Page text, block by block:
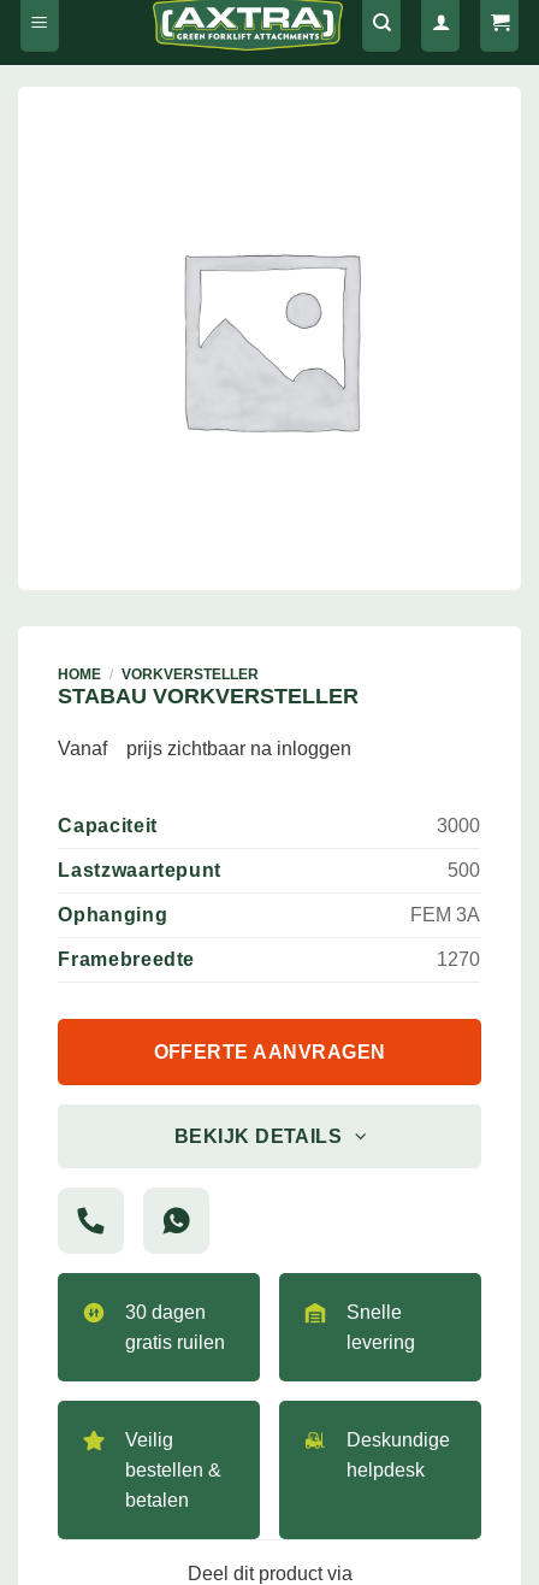
HOME / VORKVERSTELLER
STABAU VORKVERSTELLER
Vanaf prijs zichtbaar na inloggen
Capaciteit 3000
Lastzwaartepunt 500
Ophanging FEM 3A
Framebreedte 1270
OFFERTE AANVRAGEN
BEKIJK DETAILS
30 dagen
gratis ruilen
Snelle
levering
Veilig
bestellen &
betalen
Deskundige
helpdesk
Deel dit product via